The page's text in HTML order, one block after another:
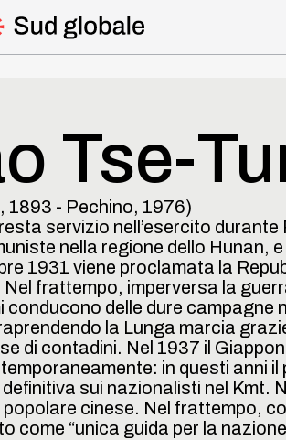
Berlinguer
politiche e
solidarietà
di liberazione
Tse-
, 1893 - Pechino, 1976)
servizio nell’esercito
nella regione dello Hunan,
1931 viene proclamata la
frattempo, imperversa la
conducono delle dure campagne
la Lunga marcia
di contadini. Nel 1937 il
in questi anni
sui nazionalisti nel Kmt.
popolare cinese. Nel frattempo,
come “unica guida per la